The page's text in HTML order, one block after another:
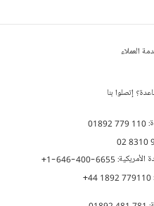
العملاء
إتصلوا بنا
01892 779 110
02 8310
الأمريكية: +1-646-400-6655
+44 1892 779110